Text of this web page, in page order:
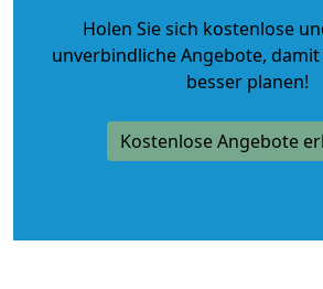
Holen Sie sich kostenlose
unverbindliche Angebote,
besser planen!
Kostenlose Angebote